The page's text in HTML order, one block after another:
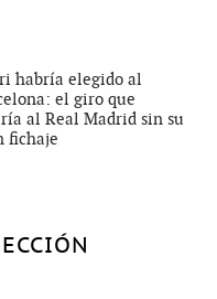
habría elegido al
el giro que
al Real Madrid sin su
fichaje